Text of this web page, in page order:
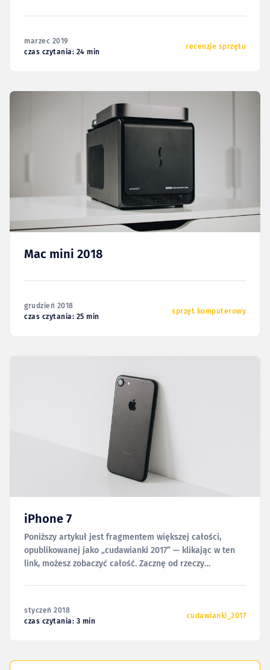
mam pewien problem.
marzec 2019
czas czytania: 24 min
recenzje sprzętu
Mac mini 2018
grudzień 2018
czas czytania: 25 min
sprzęt komputerowy
iPhone 7
Poniższy artykuł jest fragmentem większej całości,
opublikowanej jako „cudawianki 2017” — klikając w ten
link, możesz zobaczyć całość. Zacznę od rzeczy
się tak między innymi dlatego,
styczeń 2018
czas czytania: 3 min
cudawianki_2017